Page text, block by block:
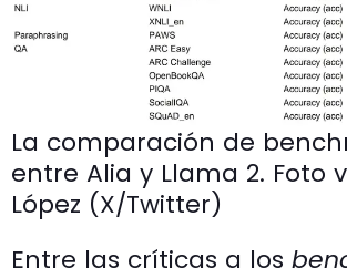
La comparación de
entre Alia y Llama 2. Foto
López (X/Twitter)
Entre las críticas a los